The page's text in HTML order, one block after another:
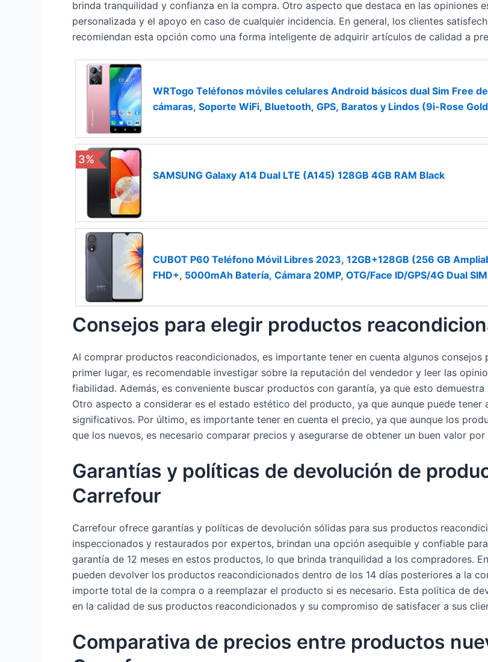
brinda tranquilidad y confianza en la compra. Otro aspecto que destaca en las opiniones
personalizada y el apoyo en caso de cualquier incidencia. En general, los clientes
recomiendan esta opción como una forma inteligente de adquirir artículos de calidad a
WRTogo Teléfonos móviles celulares Android básicos dual Sim Free
cámaras, Soporte WiFi, Bluetooth, GPS, Baratos y Lindos (9i-Rose
3%
SAMSUNG Galaxy A14 Dual LTE (A145) 128GB 4GB RAM Black
CUBOT P60 Teléfono Móvil Libres 2023, 12GB+128GB (256 GB
FHD+, 5000mAh Batería, Cámara 20MP, OTG/Face ID/GPS/4G Dual
Consejos para elegir productos
Al comprar productos reacondicionados, es importante tener en cuenta algunos
primer lugar, es recomendable investigar sobre la reputación del vendedor y leer las
fiabilidad. Además, es conveniente buscar productos con garantía, ya que esto
Otro aspecto a considerar es el estado estético del producto, ya que aunque puede tener
significativos. Por último, es importante tener en cuenta el precio, ya que aunque los
que los nuevos, es necesario comparar precios y asegurarse de obtener un buen valor por
Garantías y políticas de devolución de
Carrefour
Carrefour ofrece garantías y políticas de devolución sólidas para sus productos
inspeccionados y restaurados por expertos, brindan una opción asequible y confiable
garantía de 12 meses en estos productos, lo que brinda tranquilidad a los compradores.
pueden devolver los productos reacondicionados dentro de los 14 días posteriores a la
importe total de la compra o a reemplazar el producto si es necesario. Esta política de
en la calidad de sus productos reacondicionados y su compromiso de satisfacer a sus
Comparativa de precios entre productos